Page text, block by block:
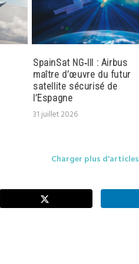
SpainSat NG‑III : Airbus
maître d’œuvre du futur
satellite sécurisé de
l’Espagne
31 juillet 2026
Charger plus d'articles